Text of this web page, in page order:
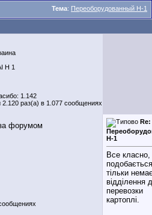
Тема: Переоборудованный H-1
H 1
1.142
2.120 раз(а) в 1.077 сообщениях
Re:
H-1
Все класно,
тільки
відділення
перевозки
картоплі.